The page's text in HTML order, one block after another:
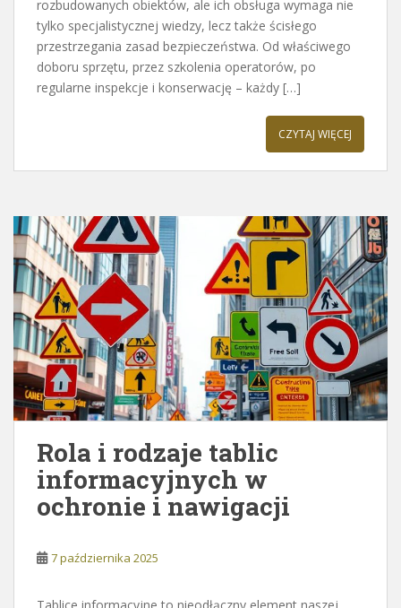
rozbudowanych obiektów, ale ich obsługa wymaga nie
tylko specjalistycznej wiedzy, lecz także ścisłego
przestrzegania zasad bezpieczeństwa. Od właściwego
doboru sprzętu, przez szkolenia operatorów, po
regularne inspekcje i konserwację – każdy […]
CZYTAJ WIĘCEJ
Rola i rodzaje tablic
informacyjnych w
ochronie i nawigacji
7 października 2025